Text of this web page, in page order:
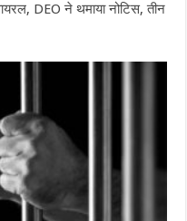
DEO ने थमाया नोटिस, तीन